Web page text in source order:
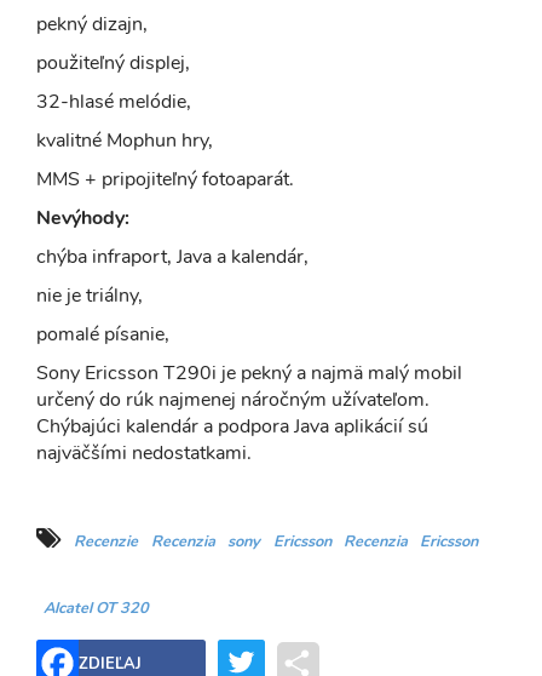
pekný dizajn,
použiteľný displej,
32-hlasé melódie,
kvalitné Mophun hry,
MMS + pripojiteľný fotoaparát.
Nevýhody:
chýba infraport, Java a kalendár,
nie je triálny,
pomalé písanie,
Sony Ericsson T290i je pekný a najmä malý mobil
určený do rúk najmenej náročným užívateľom.
Chýbajúci kalendár a podpora Java aplikácií sú
najväčšími nedostatkami.
Recenzie Recenzia sony Ericsson Recenzia Ericsson
Alcatel OT 320
ZDIEĽAJ Twitter